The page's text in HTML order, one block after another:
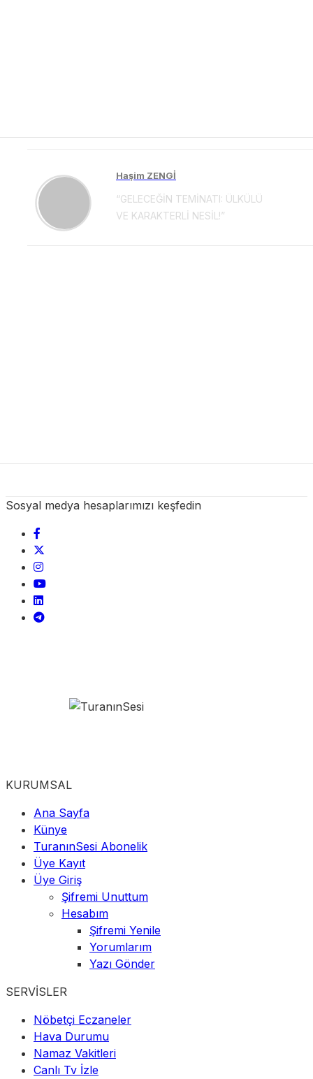
Haşim ZENGİ
“GELECEĞİN TEMİNATI: ÜLKÜLÜ
VE KARAKTERLİ NESİL!”
Sosyal medya hesaplarımızı keşfedin
KURUMSAL
Ana Sayfa
Künye
TuranınSesi Abonelik
Üye Kayıt
Üye Giriş
Şifremi Unuttum
Hesabım
Şifremi Yenile
Yorumlarım
Yazı Gönder
SERVİSLER
Nöbetçi Eczaneler
Hava Durumu
Namaz Vakitleri
Canlı Tv İzle